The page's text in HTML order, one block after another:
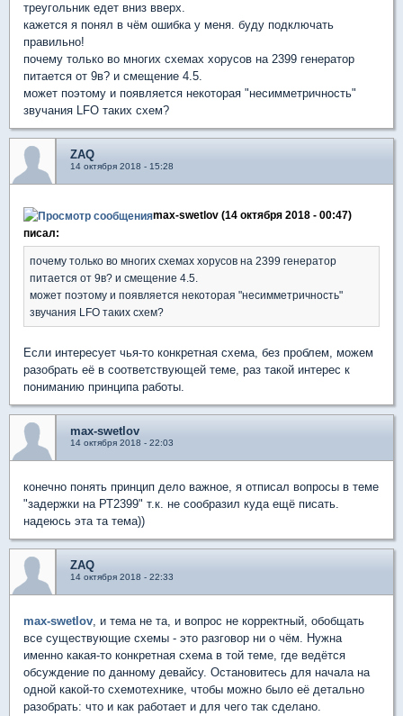
треугольник едет вниз вверх.
кажется я понял в чём ошибка у меня. буду подключать
правильно!
почему только во многих схемах хорусов на 2399 генератор
питается от 9в? и смещение 4.5.
может поэтому и появляется некоторая "несимметричность"
звучания LFO таких схем?
ZAQ
14 октября 2018 - 15:28
max-swetlov (14 октября 2018 - 00:47)
писал:
почему только во многих схемах хорусов на 2399 генератор
питается от 9в? и смещение 4.5.
может поэтому и появляется некоторая "несимметричность"
звучания LFO таких схем?
Если интересует чья-то конкретная схема, без проблем, можем
разобрать её в соответствующей теме, раз такой интерес к
пониманию принципа работы.
max-swetlov
14 октября 2018 - 22:03
конечно понять принцип дело важное, я отписал вопросы в теме
"задержки на РТ2399" т.к. не сообразил куда ещё писать.
надеюсь эта та тема))
ZAQ
14 октября 2018 - 22:33
max-swetlov, и тема не та, и вопрос не корректный, обобщать
все существующие схемы - это разговор ни о чём. Нужна
именно какая-то конкретная схема в той теме, где ведётся
обсуждение по данному девайсу. Остановитесь для начала на
одной какой-то схемотехнике, чтобы можно было её детально
разобрать: что и как работает и для чего так сделано.